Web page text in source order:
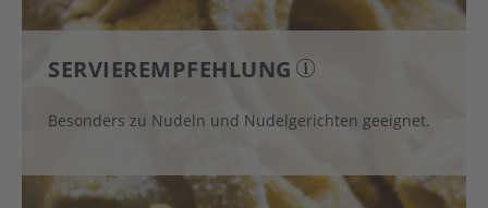
SERVIEREMPFEHLUNG
Besonders zu Nudeln und Nudelgerichten geeignet.